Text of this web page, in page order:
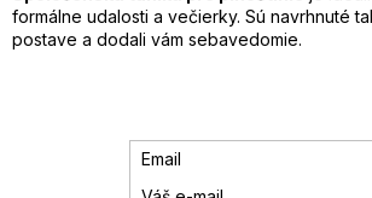
v
k
formálne udalosti a večierky. Sú navrhnuté
postave a dodali vám sebavedomie.
Email